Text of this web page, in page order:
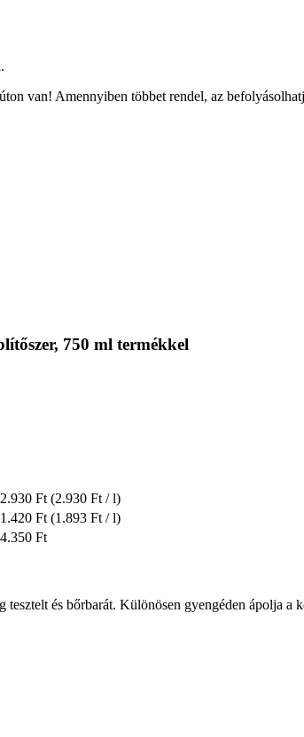
van! Amennyiben többet rendel, az
750 ml termékkel
2.930 Ft (2.930 Ft / l)
1.420 Ft (1.893 Ft / l)
4.350 Ft
és bőrbarát. Különösen gyengéden ápolja